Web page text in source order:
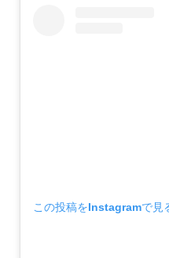
この投稿をInstagramで見